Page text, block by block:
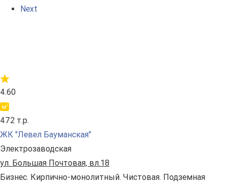
Next
4.60
472 т.р.
ЖК "Левел Бауманская"
Электрозаводская
ул. Большая Почтовая, вл.18
Бизнес. Кирпично-монолитный. Чистовая. Подземная